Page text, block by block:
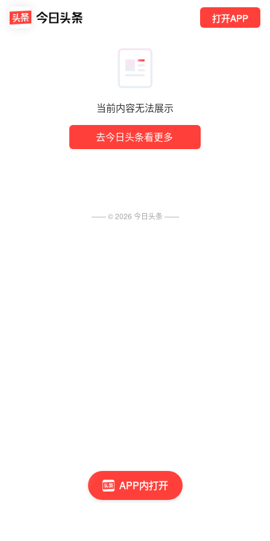
当前内容无法展示
去今日头条看更多
打开APP
APP内打开
—— ©2026 今日头条 ——